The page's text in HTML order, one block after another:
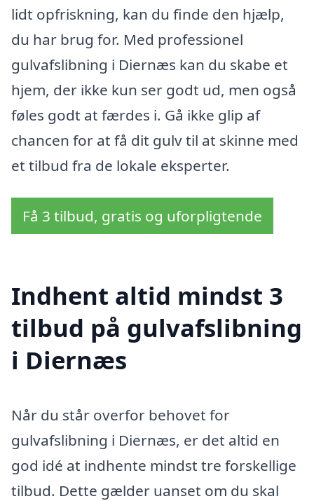
lidt opfriskning, kan du finde den hjælp,
du har brug for. Med professionel
gulvafslibning i Diernæs kan du skabe et
hjem, der ikke kun ser godt ud, men også
føles godt at færdes i. Gå ikke glip af
chancen for at få dit gulv til at skinne med
et tilbud fra de lokale eksperter.
Få 3 tilbud, gratis og uforpligtende
Indhent altid mindst 3
tilbud på gulvafslibning
i Diernæs
Når du står overfor behovet for
gulvafslibning i Diernæs, er det altid en
god idé at indhente mindst tre forskellige
tilbud. Dette gælder uanset om du skal